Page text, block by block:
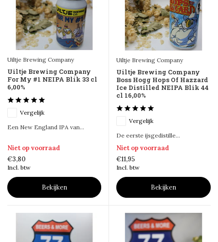
Uiltje Brewing Company
Uiltje Brewing Company
For My #1 NEIPA Blik 33 cl
6,00%
Vergelijk
Een New England IPA van...
Niet op voorraad
€3,80
Incl. btw
Bekijken
Uiltje Brewing Company
Uiltje Brewing Company
Boss Hogg Hops Of Hazzard
Ice Distilled NEIPA Blik 44
cl 16,00%
Vergelijk
De eerste ijsgedistille...
Niet op voorraad
€11,95
Incl. btw
Bekijken